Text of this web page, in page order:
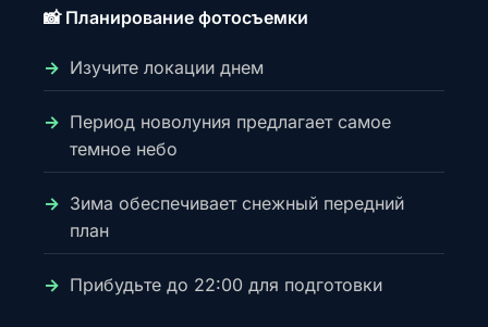
📸 Планирование фотосъемки
Изучите локации днем
Период новолуния предлагает самое
темное небо
Зима обеспечивает снежный передний
план
Прибудьте до 22:00 для подготовки